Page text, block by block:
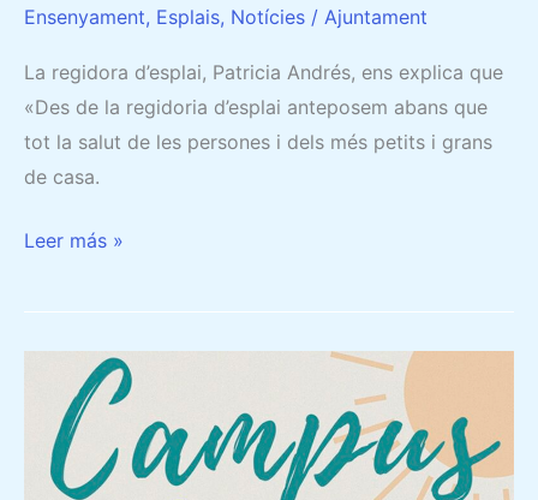
Ensenyament, Esplais, Notícies / Ajuntament
La regidora d’esplai, Patricia Andrés, ens explica que
«Des de la regidoria d’esplai anteposem abans que
tot la salut de les persones i dels més petits i grans
de casa.
Leer más »
CAMPUS
D’ESTIU
2020